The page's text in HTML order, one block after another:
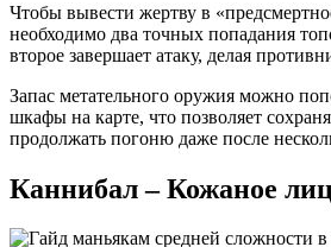
Чтобы вывести жертву в
необходимо два точных попадания
второе завершает атаку, делая
Запас метательного оружия можно
шкафы на карте, что позволяет
продолжать погоню даже после
Каннибал – Кожаное